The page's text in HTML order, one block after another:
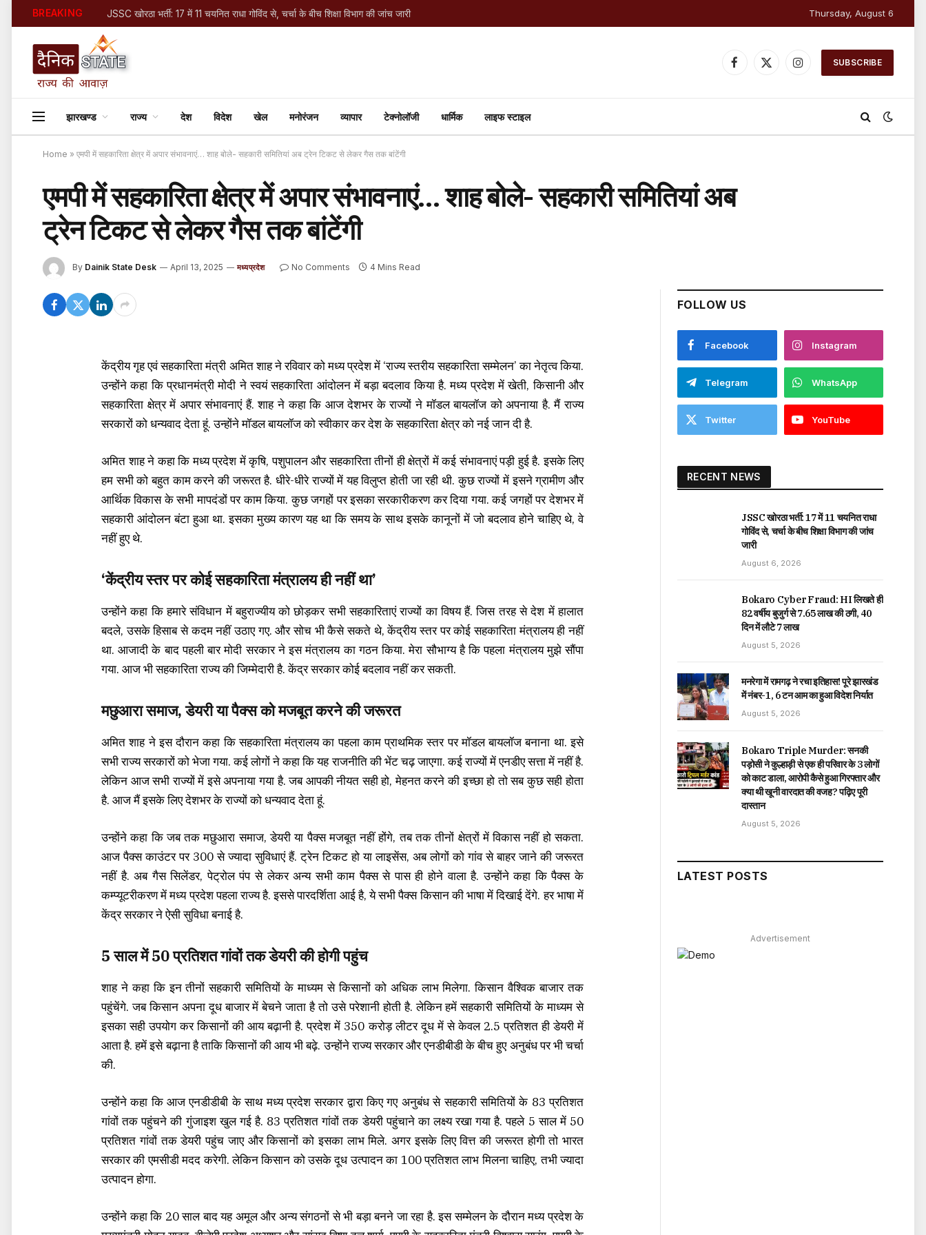
BREAKING Thursday, August 6
Facebook
X
Instagram
SUBSCRIBE
झारखण्ड राज्य देश विदेश खेल मनोरंजन व्यापार टेक्नोलॉजी धार्मिक लाइफ स्टाइल
Home » एमपी में सहकारिता क्षेत्र में अपार संभावनाएं… शाह बोले- सहकारी समितियां अब ट्रेन टिकट से लेकर गैस तक बांटेंगी
एमपी में सहकारिता क्षेत्र में अपार संभावनाएं… शाह बोले- सहकारी समितियां अब
ट्रेन टिकट से लेकर गैस तक बांटेंगी
By Dainik State Desk April 13, 2025 मध्यप्रदेश No Comments 4 Mins Read
केंद्रीय गृह एवं सहकारिता मंत्री अमित शाह ने रविवार को मध्य प्रदेश में ‘राज्य स्तरीय सहकारिता सम्मेलन’ का नेतृत्व किया.
उन्होंने कहा कि प्रधानमंत्री मोदी ने स्वयं सहकारिता आंदोलन में बड़ा बदलाव किया है. मध्य प्रदेश में खेती, किसानी और
सहकारिता क्षेत्र में अपार संभावनाएं हैं. शाह ने कहा कि आज देशभर के राज्यों ने मॉडल बायलॉज को अपनाया है. मैं राज्य
सरकारों को धन्यवाद देता हूं. उन्होंने मॉडल बायलॉज को स्वीकार कर देश के सहकारिता क्षेत्र को नई जान दी है.
अमित शाह ने कहा कि मध्य प्रदेश में कृषि, पशुपालन और सहकारिता तीनों ही क्षेत्रों में कई संभावनाएं पड़ी हुई है. इसके लिए
हम सभी को बहुत काम करने की जरूरत है. धीरे-धीरे राज्यों में यह विलुप्त होती जा रही थी. कुछ राज्यों में इसने ग्रामीण और
आर्थिक विकास के सभी मापदंडों पर काम किया. कुछ जगहों पर इसका सरकारीकरण कर दिया गया. कई जगहों पर देशभर में
सहकारी आंदोलन बंटा हुआ था. इसका मुख्य कारण यह था कि समय के साथ इसके कानूनों में जो बदलाव होने चाहिए थे, वे
नहीं हुए थे.
‘केंद्रीय स्तर पर कोई सहकारिता मंत्रालय ही नहीं था’
उन्होंने कहा कि हमारे संविधान में बहुराज्यीय को छोड़कर सभी सहकारिताएं राज्यों का विषय हैं. जिस तरह से देश में हालात
बदले, उसके हिसाब से कदम नहीं उठाए गए. और सोच भी कैसे सकते थे, केंद्रीय स्तर पर कोई सहकारिता मंत्रालय ही नहीं
था. आजादी के बाद पहली बार मोदी सरकार ने इस मंत्रालय का गठन किया. मेरा सौभाग्य है कि पहला मंत्रालय मुझे सौंपा
गया. आज भी सहकारिता राज्य की जिम्मेदारी है. केंद्र सरकार कोई बदलाव नहीं कर सकती.
मछुआरा समाज, डेयरी या पैक्स को मजबूत करने की जरूरत
अमित शाह ने इस दौरान कहा कि सहकारिता मंत्रालय का पहला काम प्राथमिक स्तर पर मॉडल बायलॉज बनाना था. इसे
सभी राज्य सरकारों को भेजा गया. कई लोगों ने कहा कि यह राजनीति की भेंट चढ़ जाएगा. कई राज्यों में एनडीए सत्ता में नहीं है.
लेकिन आज सभी राज्यों में इसे अपनाया गया है. जब आपकी नीयत सही हो, मेहनत करने की इच्छा हो तो सब कुछ सही होता
है. आज मैं इसके लिए देशभर के राज्यों को धन्यवाद देता हूं.
उन्होंने कहा कि जब तक मछुआरा समाज, डेयरी या पैक्स मजबूत नहीं होंगे, तब तक तीनों क्षेत्रों में विकास नहीं हो सकता.
आज पैक्स काउंटर पर 300 से ज्यादा सुविधाएं हैं. ट्रेन टिकट हो या लाइसेंस, अब लोगों को गांव से बाहर जाने की जरूरत
नहीं है. अब गैस सिलेंडर, पेट्रोल पंप से लेकर अन्य सभी काम पैक्स से पास ही होने वाला है. उन्होंने कहा कि पैक्स के
कम्प्यूटरीकरण में मध्य प्रदेश पहला राज्य है. इससे पारदर्शिता आई है, ये सभी पैक्स किसान की भाषा में दिखाई देंगे. हर भाषा में
केंद्र सरकार ने ऐसी सुविधा बनाई है.
5 साल में 50 प्रतिशत गांवों तक डेयरी की होगी पहुंच
शाह ने कहा कि इन तीनों सहकारी समितियों के माध्यम से किसानों को अधिक लाभ मिलेगा. किसान वैश्विक बाजार तक
पहुंचेंगे. जब किसान अपना दूध बाजार में बेचने जाता है तो उसे परेशानी होती है. लेकिन हमें सहकारी समितियों के माध्यम से
इसका सही उपयोग कर किसानों की आय बढ़ानी है. प्रदेश में 350 करोड़ लीटर दूध में से केवल 2.5 प्रतिशत ही डेयरी में
आता है. हमें इसे बढ़ाना है ताकि किसानों की आय भी बढ़े. उन्होंने राज्य सरकार और एनडीबीडी के बीच हुए अनुबंध पर भी चर्चा
की.
उन्होंने कहा कि आज एनडीडीबी के साथ मध्य प्रदेश सरकार द्वारा किए गए अनुबंध से सहकारी समितियों के 83 प्रतिशत
गांवों तक पहुंचने की गुंजाइश खुल गई है. 83 प्रतिशत गांवों तक डेयरी पहुंचाने का लक्ष्य रखा गया है. पहले 5 साल में 50
प्रतिशत गांवों तक डेयरी पहुंच जाए और किसानों को इसका लाभ मिले. अगर इसके लिए वित्त की जरूरत होगी तो भारत
सरकार की एमसीडी मदद करेगी. लेकिन किसान को उसके दूध उत्पादन का 100 प्रतिशत लाभ मिलना चाहिए, तभी ज्यादा
उत्पादन होगा.
उन्होंने कहा कि 20 साल बाद यह अमूल और अन्य संगठनों से भी बड़ा बनने जा रहा है. इस सम्मेलन के दौरान मध्य प्रदेश के
FOLLOW US
Facebook Instagram
Telegram WhatsApp
Twitter YouTube
RECENT NEWS
JSSC खोरठा भर्ती: 17 में 11 चयनित राधा
गोविंद से, चर्चा के बीच शिक्षा विभाग की जांच
जारी
August 6, 2026
Bokaro Cyber Fraud: HI लिखते ही
82 वर्षीय बुजुर्ग से ₹7.65 लाख की ठगी, 40
दिन में लौटे ₹7 लाख
August 5, 2026
मनरेगा में रामगढ़ ने रचा इतिहास! पूरे झारखंड
में नंबर-1, 6 टन आम का हुआ विदेश निर्यात
August 5, 2026
Bokaro Triple Murder: सनकी
पड़ोसी ने कुल्हाड़ी से एक ही परिवार के 3 लोगों
को काट डाला, आरोपी कैसे हुआ गिरफ्तार और
क्या थी खूनी वारदात की वजह? पढ़िए पूरी
दास्तान
August 5, 2026
LATEST POSTS
Advertisement